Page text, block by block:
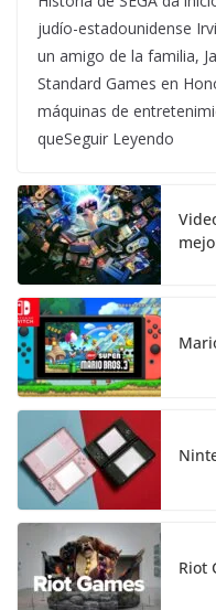
judío-estadounidense
un amigo de la familia,
Standard Games en
máquinas de
queSeguir Leyendo
Riot